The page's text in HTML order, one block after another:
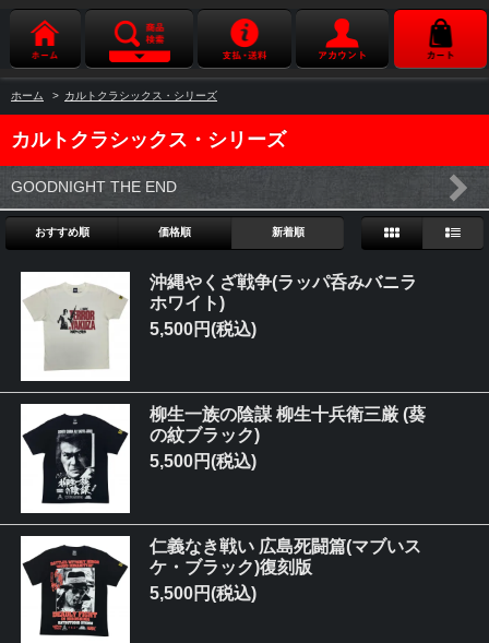
ホーム > カルトクラシックス・シリーズ
カルトクラシックス・シリーズ
GOODNIGHT THE END
おすすめ順 価格順 新着順
沖縄やくざ戦争(ラッパ呑みバニラ
ホワイト)
5,500円(税込)
柳生一族の陰謀 柳生十兵衛三厳 (葵
の紋ブラック)
5,500円(税込)
仁義なき戦い 広島死闘篇(マブいス
ケ・ブラック)復刻版
5,500円(税込)